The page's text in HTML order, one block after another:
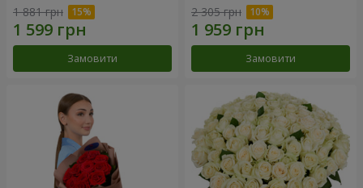
1 881 грн
Замовити
2 305 грн
Замовити